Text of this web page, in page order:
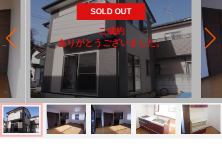
SOLD OUT
ご成約
ありがとうございました。